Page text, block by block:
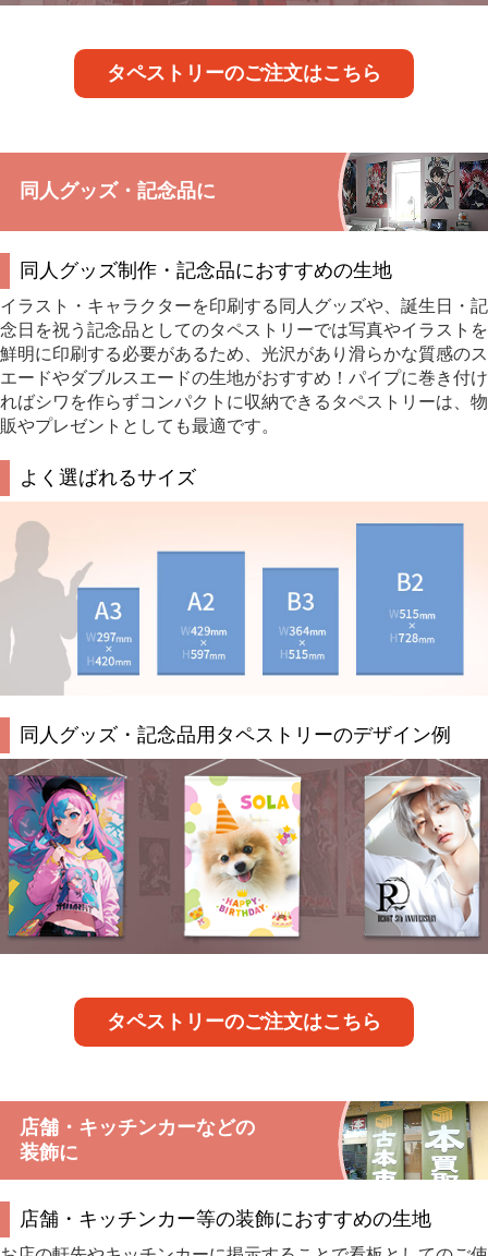
タペストリーのご注文はこちら
同人グッズ・記念品に
同人グッズ制作・記念品におすすめの生地
イラスト・キャラクターを印刷する同人グッズや、誕生日・記
念日を祝う記念品としてのタペストリーでは写真やイラストを
鮮明に印刷する必要があるため、光沢があり滑らかな質感のス
エードやダブルスエードの生地がおすすめ！パイプに巻き付け
ればシワを作らずコンパクトに収納できるタペストリーは、物
販やプレゼントとしても最適です。
よく選ばれるサイズ
同人グッズ・記念品用タペストリーのデザイン例
タペストリーのご注文はこちら
店舗・キッチンカーなどの
装飾に
店舗・キッチンカー等の装飾におすすめの生地